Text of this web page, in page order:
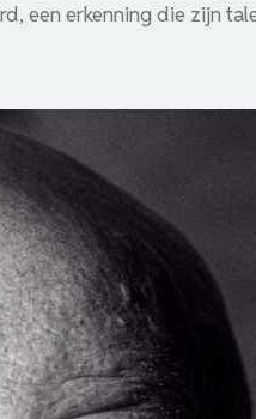
een erkenning die zijn